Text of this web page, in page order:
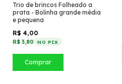
Trio de brincos Folheado a
prata - Bolinha grande média
e pequena
R$ 4,00
R$ 3,80 NO PIX
Comprar